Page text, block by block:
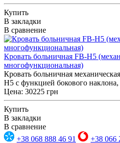
Купить
В закладки
В сравнение
Кровать больничная FB-H5
многофункциональная)
Кровать больничная
H5 с функцией бокового
Цена: 30225 грн
Купить
В закладки
В сравнение
+38 068 888 46 91
+38 066